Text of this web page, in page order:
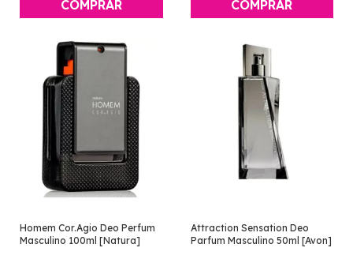
Homem Cor.Agio Deo Perfum
Masculino 100ml [Natura]
Attraction Sensation Deo
Parfum Masculino 50ml [Avon]